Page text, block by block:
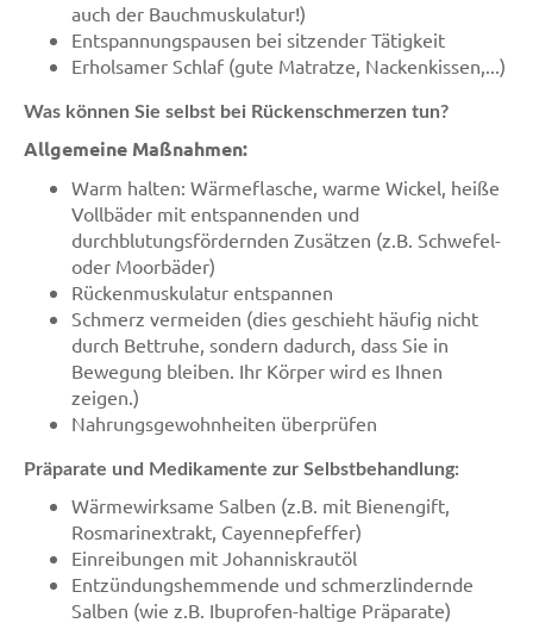
auch der Bauchmuskulatur!)
Entspannungspausen bei sitzender Tätigkeit
Erholsamer Schlaf (gute Matratze, Nackenkissen,...)
Was können Sie selbst bei Rückenschmerzen tun?
Allgemeine Maßnahmen:
Warm halten: Wärmeflasche, warme Wickel, heiße
Vollbäder mit entspannenden und
durchblutungsfördernden Zusätzen (z.B. Schwefel-
oder Moorbäder)
Rückenmuskulatur entspannen
Schmerz vermeiden (dies geschieht häufig nicht
durch Bettruhe, sondern dadurch, dass Sie in
Bewegung bleiben. Ihr Körper wird es Ihnen
zeigen.)
Nahrungsgewohnheiten überprüfen
Präparate und Medikamente zur Selbstbehandlung:
Wärmewirksame Salben (z.B. mit Bienengift,
Rosmarinextrakt, Cayennepfeffer)
Einreibungen mit Johanniskrautöl
Entzündungshemmende und schmerzlindernde
Salben (wie z.B. Ibuprofen-haltige Präparate)